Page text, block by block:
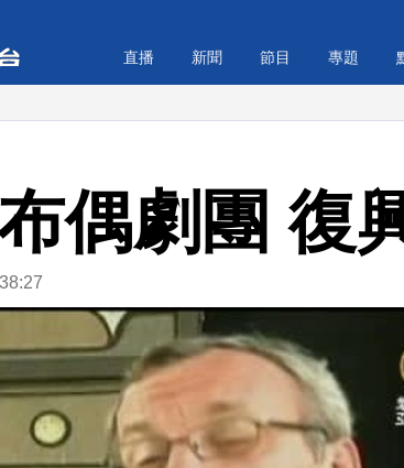
直播 新聞 節目 專題
偶劇團 復